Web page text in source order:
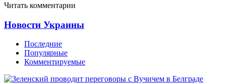
Читать комментарии
Новости Украины
Последние
Популярные
Комментируемые